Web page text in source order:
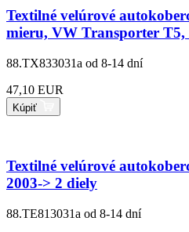
Textilné velúrové
mieru, VW Transporter T5,
88.TX833031a od 8-14 dní
47,10 EUR
Kúpiť
Textilné velúrové
2003-> 2 diely
88.TE813031a od 8-14 dní